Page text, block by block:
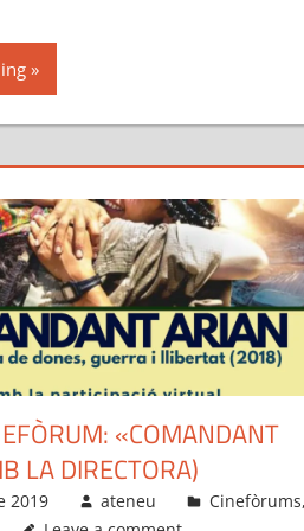
«COMANDANT
LA DIRECTORA)
2019 ateneu Cinefòrums